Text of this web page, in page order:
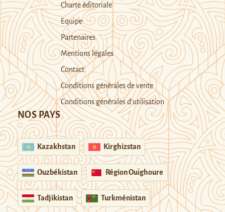
Charte éditoriale
Equipe
Partenaires
Mentions légales
Contact
Conditions générales de vente
Conditions générales d’utilisation
NOS PAYS
Kazakhstan Kirghizstan
Ouzbékistan Région Ouïghoure
Tadjikistan Turkménistan